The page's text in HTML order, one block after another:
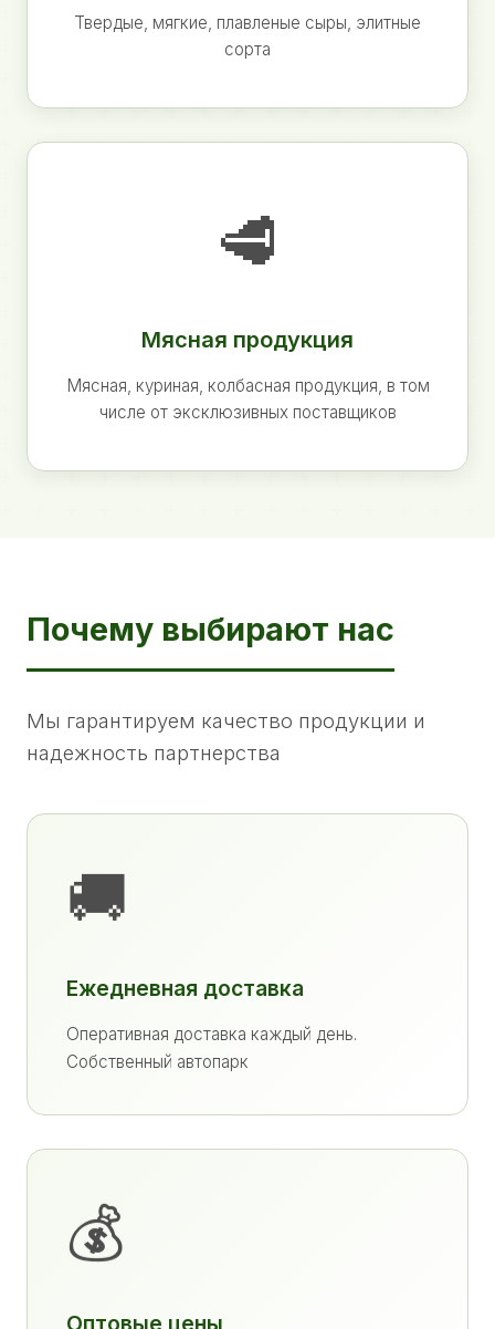
Твердые, мягкие, плавленые сыры, элитные
сорта
🥩
Мясная продукция
Мясная, куриная, колбасная продукция, в том
числе от эксклюзивных поставщиков
Почему выбирают нас
Мы гарантируем качество продукции и
надежность партнерства
🚚
Ежедневная доставка
Оперативная доставка каждый день.
Собственный автопарк
💰
Оптовые цены